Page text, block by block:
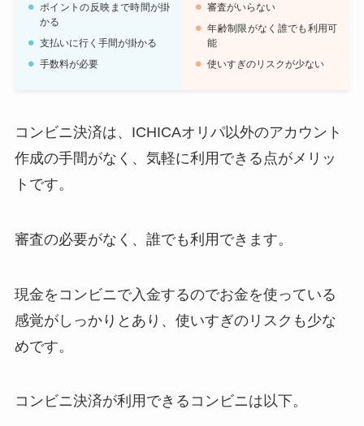
ポイントの反映まで時間が掛
かる
支払いに行く手間が掛かる
手数料が必要
審査がいらない
年齢制限がなく誰でも利用可
能
使いすぎのリスクが少ない
コンビニ決済は、ICHICAオリパ以外のアカウント
作成の手間がなく、気軽に利用できる点がメリッ
トです。
審査の必要がなく、誰でも利用できます。
現金をコンビニで入金するのでお金を使っている
感覚がしっかりとあり、使いすぎのリスクも少な
めです。
コンビニ決済が利用できるコンビニは以下。